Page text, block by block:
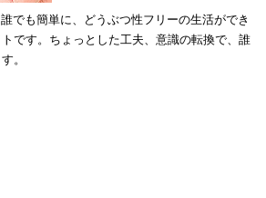
でも簡単に、どうぶつ性フリーの生活ができ
です。ちょっとした工夫、意識の転換で、誰
。